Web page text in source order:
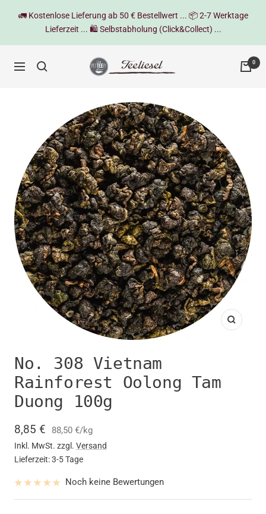
🚛 Kostenlose Lieferung ab 50 € Bestellwert ... 📦 2-7 Werktage
Lieferzeit ... 🛍️ Selbstabholung (Click&Collect) ...
Navigation
Teeliesel 0
Zoom
No. 308 Vietnam
Rainforest Oolong Tam
Duong 100g
Angebotspreis
8,85 € 88,50 €/kg
Inkl. MwSt. zzgl. Versand
Lieferzeit: 3-5 Tage
Noch keine Bewertungen